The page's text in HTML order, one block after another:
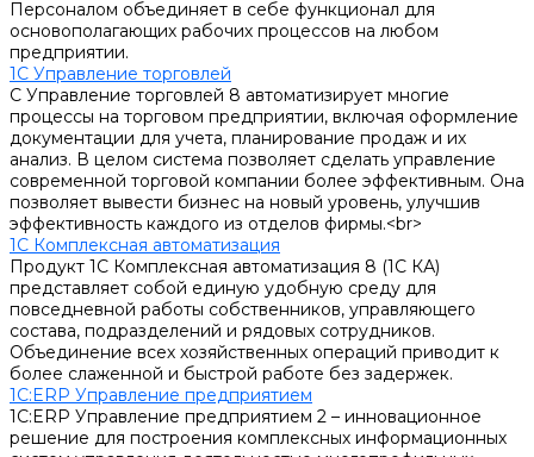
Персоналом объединяет в себе функционал для
основополагающих рабочих процессов на любом
предприятии.
1С Управление торговлей
С Управление торговлей 8 автоматизирует многие
процессы на торговом предприятии, включая оформление
документации для учета, планирование продаж и их
анализ. В целом система позволяет сделать управление
современной торговой компании более эффективным. Она
позволяет вывести бизнес на новый уровень, улучшив
эффективность каждого из отделов фирмы.<br>
1С Комплексная автоматизация
Продукт 1С Комплексная автоматизация 8 (1С КА)
представляет собой единую удобную среду для
повседневной работы собственников, управляющего
состава, подразделений и рядовых сотрудников.
Объединение всех хозяйственных операций приводит к
более слаженной и быстрой работе без задержек.
1С:ERP Управление предприятием
1С:ERP Управление предприятием 2 – инновационное
решение для построения комплексных информационных